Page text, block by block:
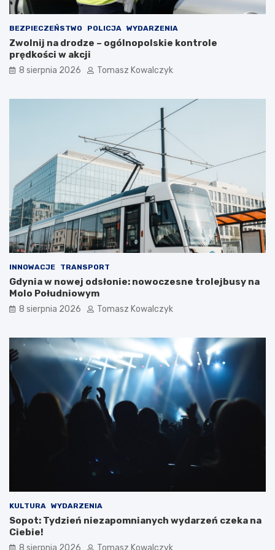
a
t
o
s
i
ć
?
n
m
c
i
e
BEZPIECZEŃSTWO POLICJA WYDARZENIA
Zwolnij na drodze – ogólnopolskie kontrole
prędkości w akcji
8 sierpnia 2026 Tomasz Kowalczyk
INNOWACJE TRANSPORT
Gdynia w nowej odsłonie: nowoczesne trolejbusy na
Molo Południowym
8 sierpnia 2026 Tomasz Kowalczyk
KULTURA WYDARZENIA
Sopot: Tydzień niezapomnianych wydarzeń czeka na
Ciebie!
8 sierpnia 2026 Tomasz Kowalczyk